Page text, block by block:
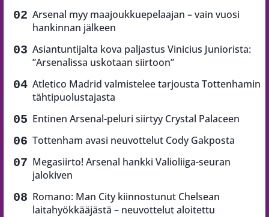
Arsenal myy maajoukkuepelaajan – vain vuosi
hankinnan jälkeen
Asiantuntijalta kova paljastus Vinicius Juniorista:
”Arsenalissa uskotaan siirtoon”
Atletico Madrid valmistelee tarjousta Tottenhamin
tähtipuolustajasta
Entinen Arsenal-peluri siirtyy Crystal Palaceen
Tottenham avasi neuvottelut Cody Gakposta
Megasiirto! Arsenal hankki Valioliiga-seuran
jalokiven
Romano: Man City kiinnostunut Chelsean
laitahyökkääjästä – neuvottelut aloitettu